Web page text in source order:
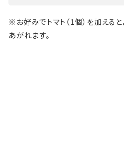
※お好みでトマト（1個）を加える
あがれます。